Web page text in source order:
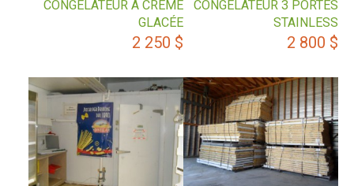
CONGÉLATEUR 3 PORTES
STAINLESS
2 800 $
CONGÉLATEUR À CRÈME
GLACÉE
2 250 $